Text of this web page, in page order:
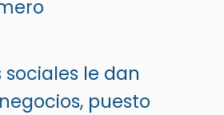
sociales le dan
puesto